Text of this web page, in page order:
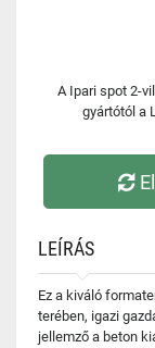
A Ipari spot 2-
gyártótól a
LEÍRÁS
Ez a kiváló
terében, igazi
jellemző a beton